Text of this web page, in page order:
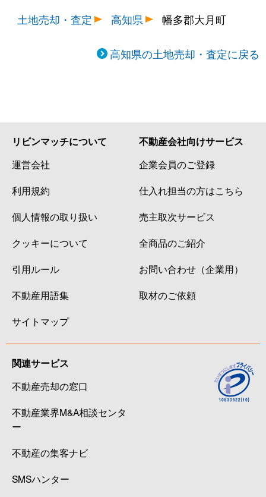
土地売却・査定
高知県 幡多郡大月町
高知県の土地売却・査定に戻る
リビンマッチについて
運営会社
利用規約
個人情報の取り扱い
クッキーについて
引用ルール
不動産用語集
サイトマップ
不動産会社向けサービス
企業会員のご登録
仕入れ担当の方はこちら
売主取次サービス
全商品のご紹介
お問い合わせ（企業用）
取材のご依頼
関連サービス
不動産売却の窓口
不動産業界M&A相談センタ
ー
不動産の集客ナビ
SMSハンター